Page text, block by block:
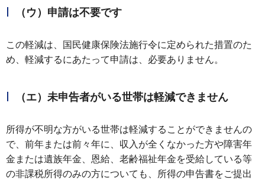
（ウ）申請は不要です
この軽減は、国民健康保険法施行令に定められた措置のた
め、軽減するにあたって申請は、必要ありません。
（エ）未申告者がいる世帯は軽減できません
所得が不明な方がいる世帯は軽減することができませんの
で、前年または前々年に、収入が全くなかった方や障害年
金または遺族年金、恩給、老齢福祉年金を受給している等
の非課税所得のみの方についても、所得の申告書をご提出